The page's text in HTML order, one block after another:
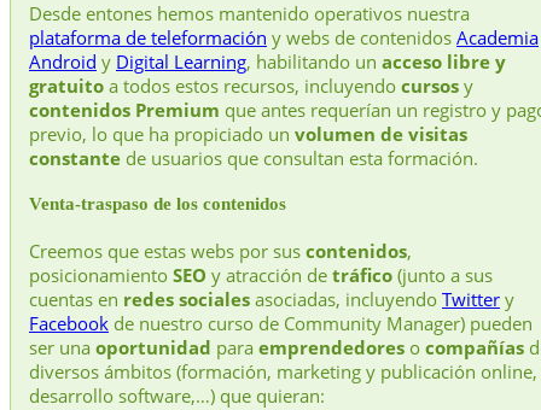
Desde entones hemos mantenido operativos nuestra
plataforma de teleformación y webs de contenidos Academia
Android y Digital Learning, habilitando un acceso libre y
gratuito a todos estos recursos, incluyendo cursos y
contenidos Premium que antes requerían un registro y
previo, lo que ha propiciado un volumen de visitas
constante de usuarios que consultan esta formación.
Venta-traspaso de los contenidos
Creemos que estas webs por sus contenidos,
posicionamiento SEO y atracción de tráfico (junto a sus
cuentas en redes sociales asociadas, incluyendo Twitter y
Facebook de nuestro curso de Community Manager) pueden
ser una oportunidad para emprendedores o compañías
diversos ámbitos (formación, marketing y publicación online,
desarrollo software,…) que quieran: